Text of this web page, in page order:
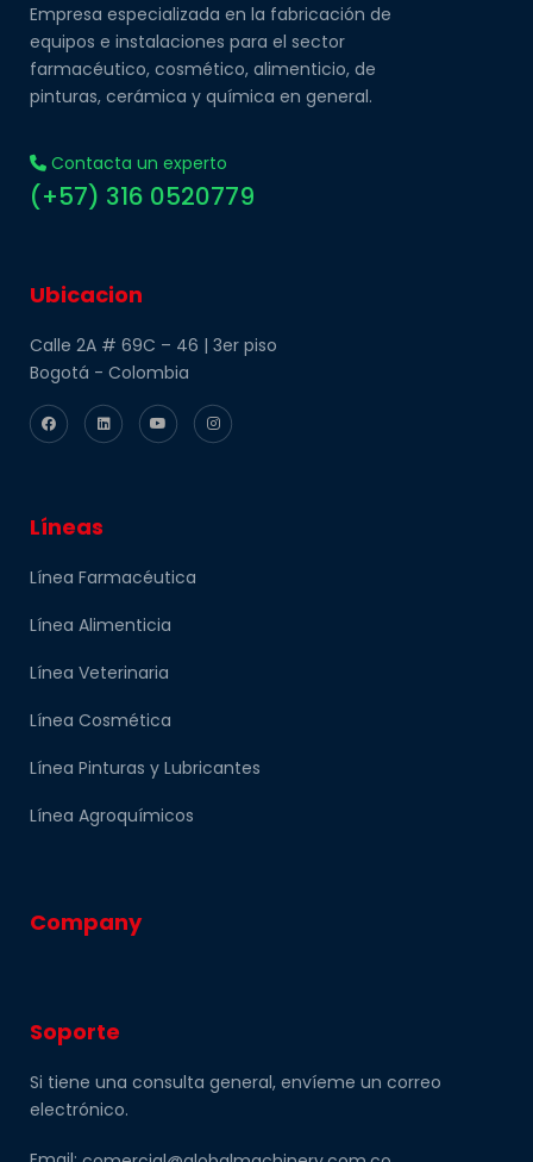
Empresa especializada en la fabricación de
equipos e instalaciones para el sector
farmacéutico, cosmético, alimenticio, de
pinturas, cerámica y química en general.
Contacta un experto
(+57) 316 0520779
Ubicacion
Calle 2A # 69C – 46 | 3er piso
Bogotá - Colombia
Líneas
Línea Farmacéutica
Línea Alimenticia
Línea Veterinaria
Línea Cosmética
Línea Pinturas y Lubricantes
Línea Agroquímicos
Company
Soporte
Si tiene una consulta general, envíeme un correo
electrónico.